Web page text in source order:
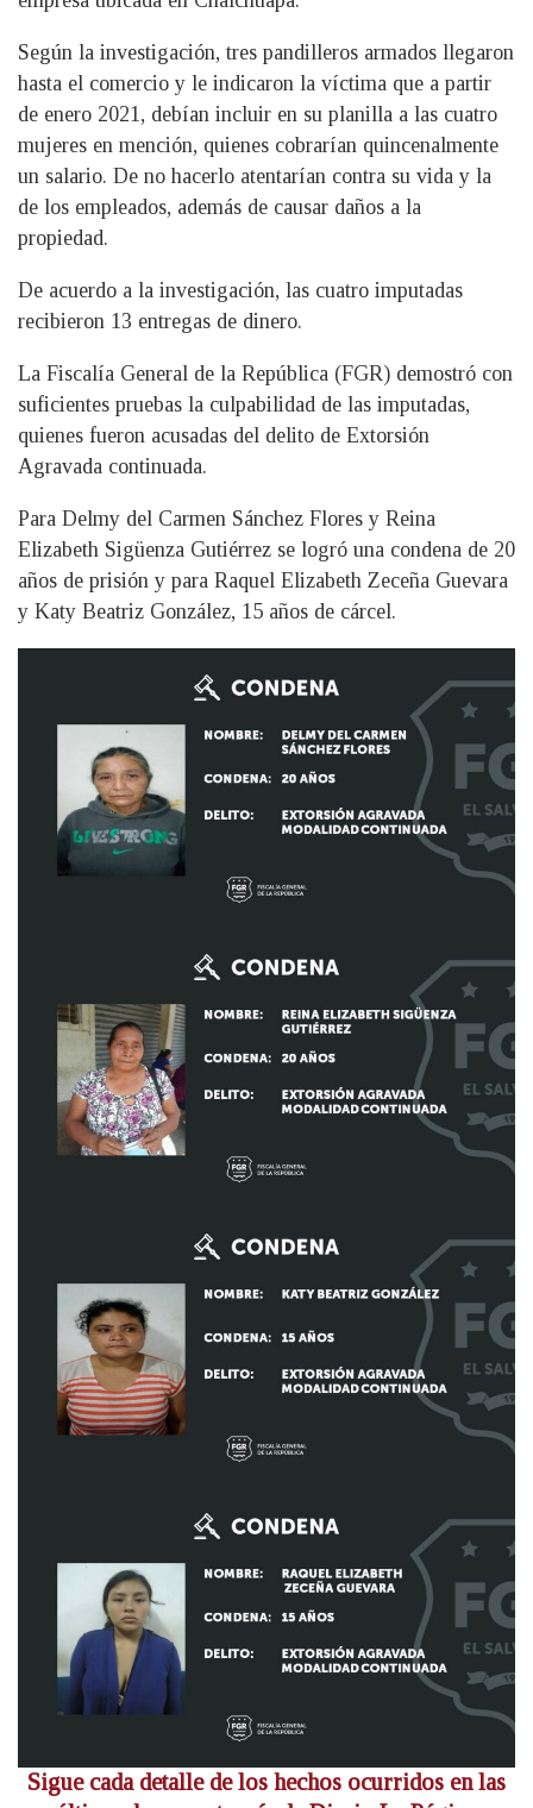
Según la investigación, tres pandilleros armados llegaron
hasta el comercio y le indicaron la víctima que a partir
de enero 2021, debían incluir en su planilla a las cuatro
mujeres en mención, quienes cobrarían quincenalmente
un salario. De no hacerlo atentarían contra su vida y la
de los empleados, además de causar daños a la
propiedad.
De acuerdo a la investigación, las cuatro imputadas
recibieron 13 entregas de dinero.
La Fiscalía General de la República (FGR) demostró con
suficientes pruebas la culpabilidad de las imputadas,
quienes fueron acusadas del delito de Extorsión
Agravada continuada.
Para Delmy del Carmen Sánchez Flores y Reina
Elizabeth Sigüenza Gutiérrez se logró una condena de 20
años de prisión y para Raquel Elizabeth Zeceña Guevara
y Katy Beatriz González, 15 años de cárcel.
Sigue cada detalle de los hechos ocurridos en las